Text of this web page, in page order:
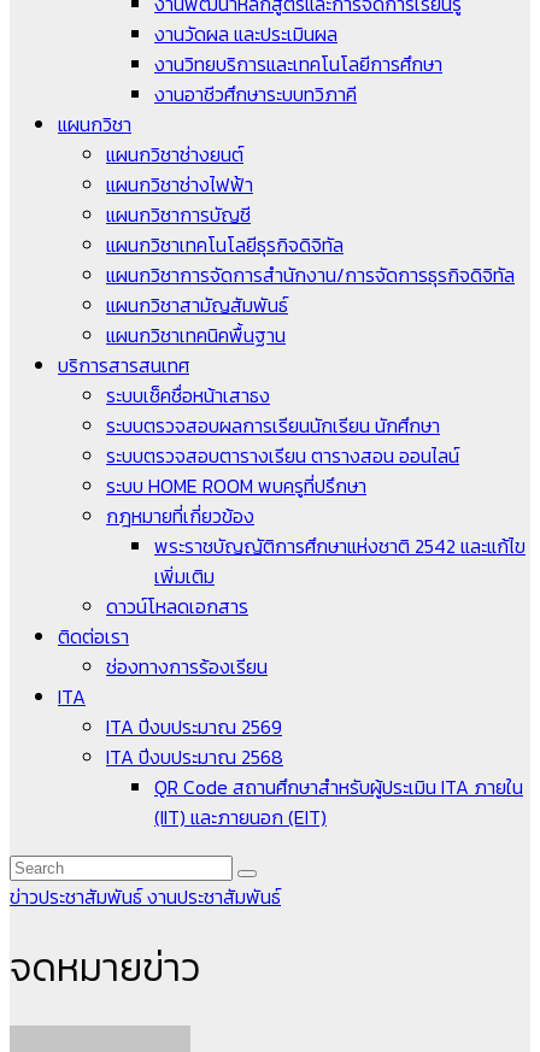
งานวัดผล และประเมินผล
งานวิทยบริการและเทคโนโลยีการศึกษา
งานอาชีวศึกษาระบบทวิภาคี
แผนกวิชา
แผนกวิชาช่างยนต์
แผนกวิชาช่างไฟฟ้า
แผนกวิชาการบัญชี
แผนกวิชาเทคโนโลยีธุรกิจดิจิทัล
แผนกวิชาการจัดการสำนักงาน/การจัดการธุรกิจดิจิทัล
แผนกวิชาสามัญสัมพันธ์
แผนกวิชาเทคนิคพื้นฐาน
บริการสารสนเทศ
ระบบเช็คชื่อหน้าเสาธง
ระบบตรวจสอบผลการเรียนนักเรียน นักศึกษา
ระบบตรวจสอบตารางเรียน ตารางสอน ออนไลน์
ระบบ HOME ROOM พบครูที่ปรึกษา
กฎหมายที่เกี่ยวข้อง
พระราชบัญญัติการศึกษาแห่งชาติ 2542 และแก้ไข
เพิ่มเติม
ดาวน์โหลดเอกสาร
ติดต่อเรา
ช่องทางการร้องเรียน
ITA
ITA ปีงบประมาณ 2569
ITA ปีงบประมาณ 2568
QR Code สถานศึกษาสำหรับผู้ประเมิน ITA ภายใน
(IIT) และภายนอก (EIT)
ข่าวประชาสัมพันธ์งานประชาสัมพันธ์
จดหมายข่าว